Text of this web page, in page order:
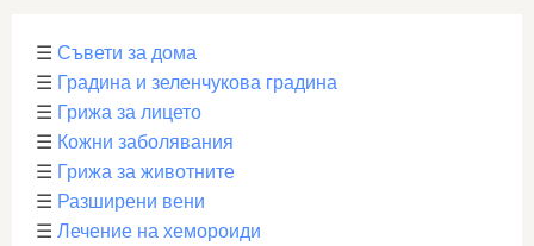
☰ Съвети за дома
☰ Градина и зеленчукова градина
☰ Грижа за лицето
☰ Кожни заболявания
☰ Грижа за животните
☰ Разширени вени
☰ Лечение на хемороиди